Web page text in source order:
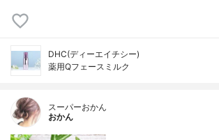
DHC(ディーエイチシー)
薬用Qフェースミルク
スーパーおかん
おかん